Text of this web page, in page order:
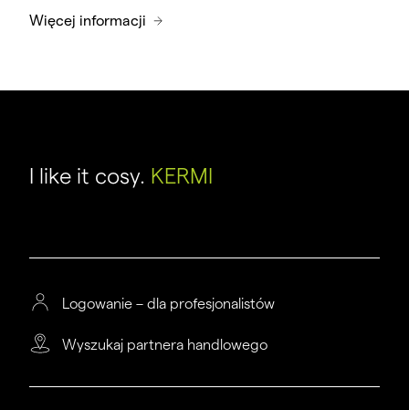
Więcej informacji
I like it cosy. KERMI
Logowanie – dla profesjonalistów
Wyszukaj partnera handlowego